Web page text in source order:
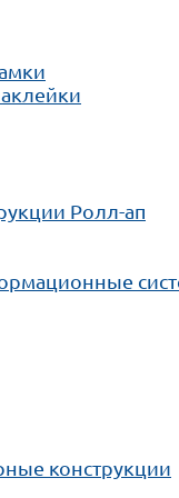
Ролл-ап
конструкции